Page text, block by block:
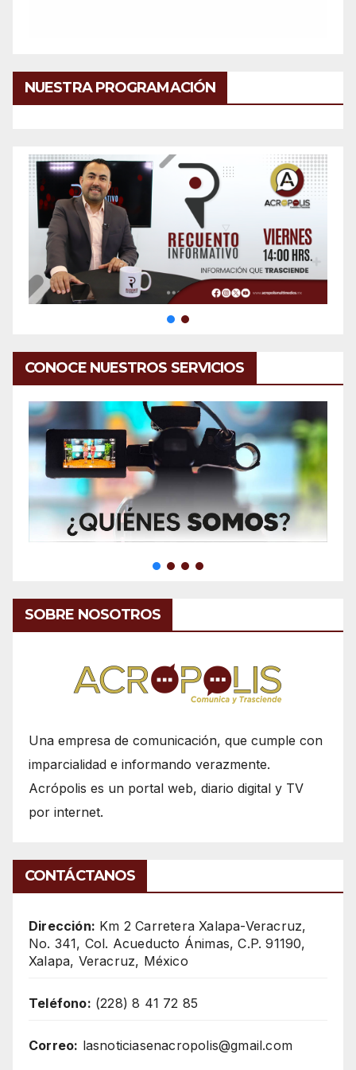
NUESTRA PROGRAMACIÓN
CONOCE NUESTROS SERVICIOS
SOBRE NOSOTROS
Una empresa de comunicación, que cumple con
imparcialidad e informando verazmente.
Acrópolis es un portal web, diario digital y TV
por internet.
CONTÁCTANOS
Dirección: Km 2 Carretera Xalapa-Veracruz,
No. 341, Col. Acueducto Ánimas, C.P. 91190,
Xalapa, Veracruz, México
Teléfono: (228) 8 41 72 85
Correo: lasnoticiasenacropolis@gmail.com